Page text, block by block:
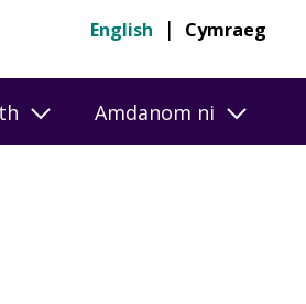
English Cymraeg
Amdanom ni